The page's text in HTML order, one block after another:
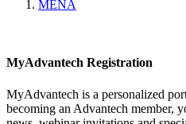
MENA
MyAdvantech Registration
MyAdvantech is a personalized
becoming an Advantech member,